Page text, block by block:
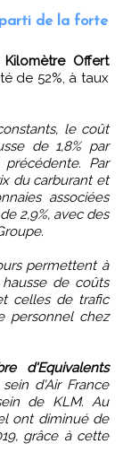
de la forte
Offert
de 52%, à taux
le coût
de 1,8% par
Par
du carburant et
associées
2,9%, avec des
permettent à
de coûts
celles de trafic
personnel chez
d'Equivalents
d'Air France
de KLM. Au
ont diminué de
grâce à cette